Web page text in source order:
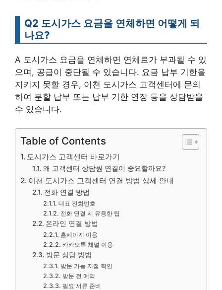
Q2 도시가스 요금을 연체하면 어떻게 되
나요?
A 도시가스 요금을 연체하면 연체료가 부과될 수 있
으며, 공급이 중단될 수 있습니다. 요금 납부 기한을
지키지 못할 경우, 이천 도시가스 고객센터에 문의
하여 분할 납부 또는 납부 기한 연장 등을 상담받을
수 있습니다.
Table of Contents
도시가스 고객센터 바로가기
왜 고객센터 상담원 연결이 중요할까요?
이천 도시가스 고객센터 연결 방법 상세 안내
전화 연결 방법
대표 전화번호
전화 연결 시 유용한 팁
온라인 연결 방법
홈페이지 이용
카카오톡 채널 이용
방문 상담 방법
방문 가능 지점 확인
방문 전 예약
필요 서류 준비